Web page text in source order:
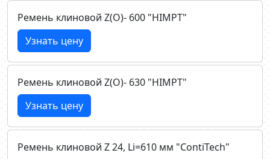
Ремень клиновой Z(О)- 600 "HIMPT"
Узнать цену
Ремень клиновой Z(О)- 630 "HIMPT"
Узнать цену
Ремень клиновой Z 24, Li=610 мм "ContiTech"